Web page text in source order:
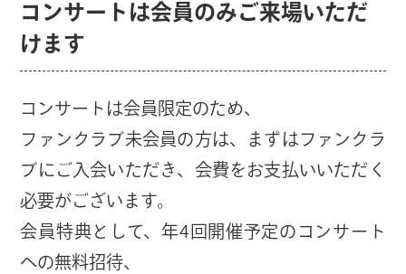
コンサートは会員のみご来場いただ
けます
コンサートは会員限定のため、
ファンクラブ未会員の方は、まずはファンクラ
ブにご入会いただき、会費をお支払いいただく
必要がございます。
会員特典として、年4回開催予定のコンサート
への無料招待、